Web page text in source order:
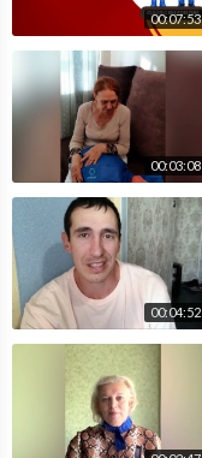
00:07:53
00:03:08
00:04:52